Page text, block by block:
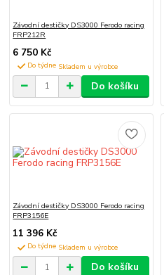
Závodní destičky DS3000 Ferodo racing
FRP212R
6 750 Kč
Do týdne
Do košíku
Závodní destičky DS3000 Ferodo racing
FRP3156E
11 396 Kč
Do týdne
Do košíku